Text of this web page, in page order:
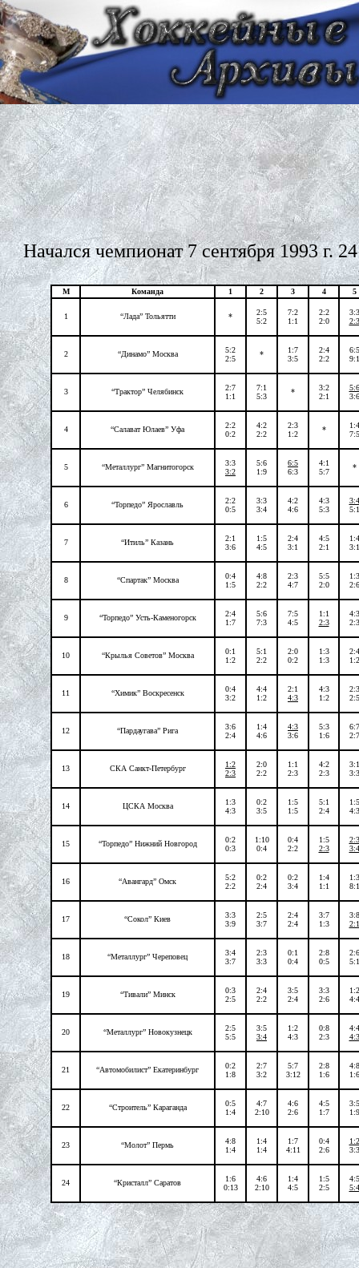
Начался чемпионат 7 сентября 1993 г.
М Команда 1 2 3 4 5
1 “Лада” Тольятти *
2:5
5:2
7:2
1:1
2:2
2:0
3:3
2:3
2 “Динамо” Москва
5:2
2:5
*
1:7
3:5
2:4
2:2
6:5
9:1
3 “Трактор” Челябинск
2:7
1:1
7:1
5:3
*
3:2
2:1
5:6
3:6
4 “Салават Юлаев” Уфа
2:2
0:2
4:2
2:2
2:3
1:2
*
1:4
7:5
5 “Металлург” Магнитогорск
3:3
3:2
5:6
1:9
6:5
6:3
4:1
5:7
*
6 “Торпедо” Ярославль
2:2
0:5
3:3
3:4
4:2
4:6
4:3
5:3
3:4
5:1
7 “Итиль” Казань
2:1
3:6
1:5
4:5
2:4
3:1
4:5
2:1
1:4
3:1
8 “Спартак” Москва
0:4
1:5
4:8
2:2
2:3
4:7
5:5
2:0
1:3
2:6
9 “Торпедо” Усть-Каменогорск
2:4
1:7
5:6
7:3
7:5
4:5
1:1
2:3
4:3
2:3
10 “Крылья Советов” Москва
0:1
1:2
5:1
2:2
2:0
0:2
1:3
1:3
2:4
1:2
11 “Химик” Воскресенск
0:4
3:2
4:4
1:2
2:1
4:3
4:3
1:2
2:3
2:5
12 “Пардаугава” Рига
3:6
2:4
1:4
4:6
4:3
3:6
5:3
1:6
6:7
2:7
13 СКА Санкт-Петербург
1:2
2:3
2:0
2:2
1:1
2:3
4:2
2:3
3:1
3:3
14 ЦСКА Москва
1:3
4:3
0:2
3:5
1:5
1:5
5:1
2:4
1:5
4:3
15 “Торпедо” Нижний Новгород
0:2
0:3
1:10
0:4
0:4
2:2
1:5
2:3
2:3
3:4
16 “Авангард” Омск
5:2
2:2
0:2
2:4
0:2
3:4
1:4
1:1
1:3
8:1
17 “Сокол” Киев
3:3
3:9
2:5
3:7
2:4
2:4
3:7
1:3
3:8
2:1
18 “Металлург” Череповец
3:4
3:7
2:3
3:3
0:1
0:4
2:8
0:5
2:6
5:1
19 “Тивали” Минск
0:3
2:5
2:4
2:2
3:5
2:4
3:3
2:6
1:2
4:4
20 “Металлург” Новокузнецк
2:5
5:5
3:5
3:4
1:2
4:3
0:8
2:3
4:4
4:3
21 “Автомобилист” Екатеринбург
0:2
1:8
2:7
3:2
5:7
3:12
2:8
1:6
4:8
1:6
22 “Строитель” Караганда
0:5
1:4
4:7
2:10
4:6
2:6
4:5
1:7
3:5
1:9
23 “Молот” Пермь
4:8
1:4
1:4
1:4
1:7
4:11
0:4
2:6
1:2
3:3
24 “Кристалл” Саратов
1:6
0:13
4:6
2:10
1:4
4:5
1:5
2:5
4:5
5:4